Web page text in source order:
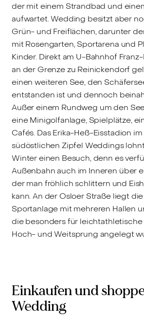
der mit einem Strandbad und
aufwartet. Wedding besitzt aber
Grün- und Freiflächen, darunter
mit Rosengarten, Sportarena und
Kinder. Direkt am U-Bahnhof
an der Grenze zu Reinickendorf
einen weiteren See, den
entstanden ist und dennoch
Außer einem Rundweg um den
eine Minigolfanlage, Spielplätze,
Cafés. Das Erika-Heß-Eisstadion
südöstlichen Zipfel Weddings
Winter einen Besuch, denn es
Außenbahn auch im Inneren über
der man fröhlich schlittern und
kann. An der Osloer Straße liegt
Sportanlage mit mehreren Hallen
die besonders für leichtathletische
Hoch- und Weitsprung angelegt
Einkaufen und
Wedding